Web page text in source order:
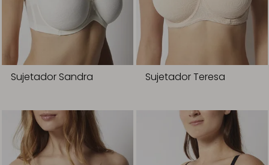
Sujetador Sandra Sujetador Teresa